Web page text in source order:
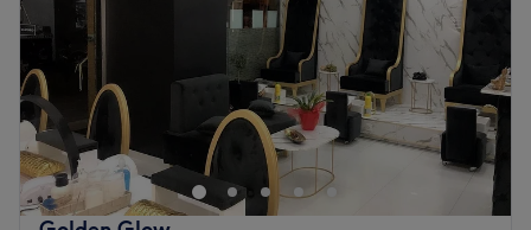
Σάββατο
13:00– 21:00
Κυριακή
Κλειστό
House of SchicK is an upscale nail salon located in the
heart of Athens, offering a unique atmosphere that
combines industrial style with warmth and comfort. Unlike
a traditional nail salon, we provide an inviting, cozy
environment designed to make every client feel relaxed